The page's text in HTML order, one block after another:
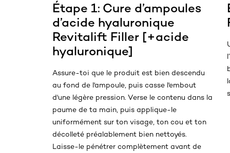
Étape 1​: Cure d’ampoules
d’acide hyaluronique
Revitalift Filler [+acide
hyaluronique]​
Assure-toi que le produit est bien descendu
au fond de l'ampoule, puis casse l'embout
d'une légère pression. Verse le contenu dans la
paume de ta main, puis applique-le
uniformément sur ton visage, ton cou et ton
décolleté préalablement bien nettoyés.
Laisse-le pénétrer complètement avant de